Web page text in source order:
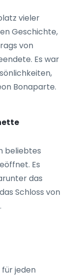
vieler
Geschichte,
von
Es war
Bonaparte.
beliebtes
Es
das
Schloss von
für jeden